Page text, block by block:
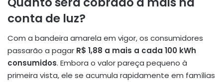
conta de luz?
Com a bandeira amarela em vigor, os consumidores
passarão a pagar R$ 1,88 a mais a cada 100 kWh
consumidos. Embora o valor pareça pequeno à
primeira vista, ele se acumula rapidamente em famílias